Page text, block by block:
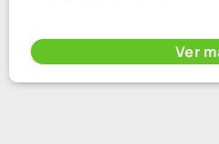
Ver